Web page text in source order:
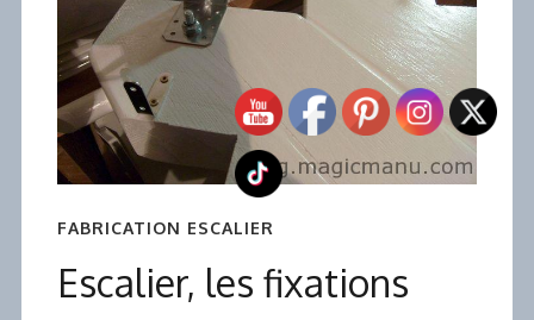
FABRICATION ESCALIER
Escalier, les fixations